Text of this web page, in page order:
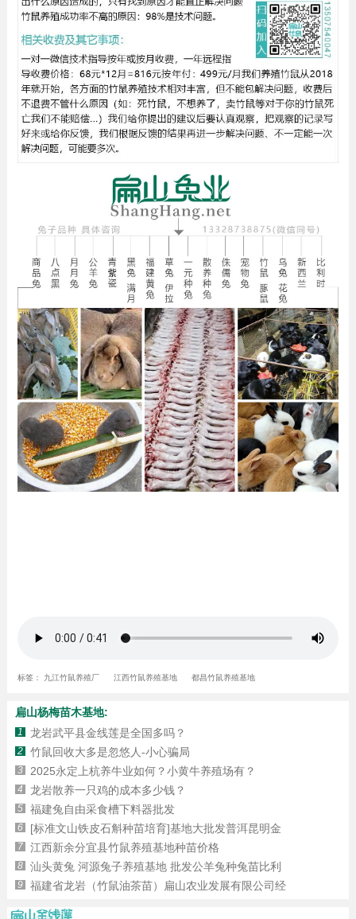
标签： 九江竹鼠养殖厂 江西竹鼠养殖基地 都昌竹鼠养殖基地
扁山杨梅苗木基地:
1 龙岩武平县金线莲是全国多吗？
2 竹鼠回收大多是忽悠人-小心骗局
3 2025永定上杭养牛业如何？小黄牛养殖场有？
4 龙岩散养一只鸡的成本多少钱？
5 福建兔自由采食槽下料器批发
6 [标准文山铁皮石斛种苗培育]基地大批发普洱昆明金
7 江西新余分宜县竹鼠养殖基地种苗价格
8 汕头黄兔 河源兔子养殖基地 批发公羊兔种兔苗比利
9 福建省龙岩（竹鼠油茶苗）扁山农业发展有限公司经